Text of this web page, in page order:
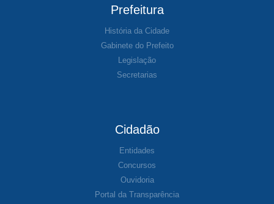
Prefeitura
História da Cidade
Gabinete do Prefeito
Legislação
Secretarias
Cidadão
Entidades
Concursos
Ouvidoria
Portal da Transparência